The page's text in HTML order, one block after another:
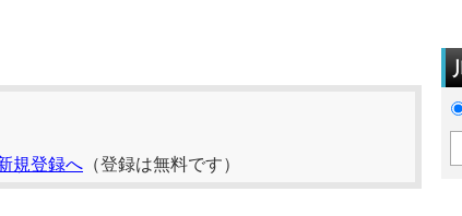
規登録へ （登録は無料です）